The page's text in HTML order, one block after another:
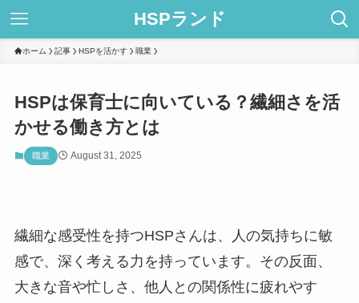
HSPランド
ホーム 記事 HSPを活かす 職業
HSPは保育士に向いている？繊細さを活
かせる働き方とは
職業 August 31, 2025
繊細な感受性を持つHSPさんは、人の気持ちに敏
感で、深く考える力を持っています。その反面、
大きな音や忙しさ、他人との関係性に疲れやす